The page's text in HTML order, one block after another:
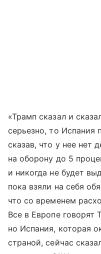
«Трамп сказал и
серьезно, то Испания
сказав, что у нее нет
на оборону до 5
и никогда не будет
пока взяли на себя
что со временем
Все в Европе говорят
но Испания, которая
страной, сейчас